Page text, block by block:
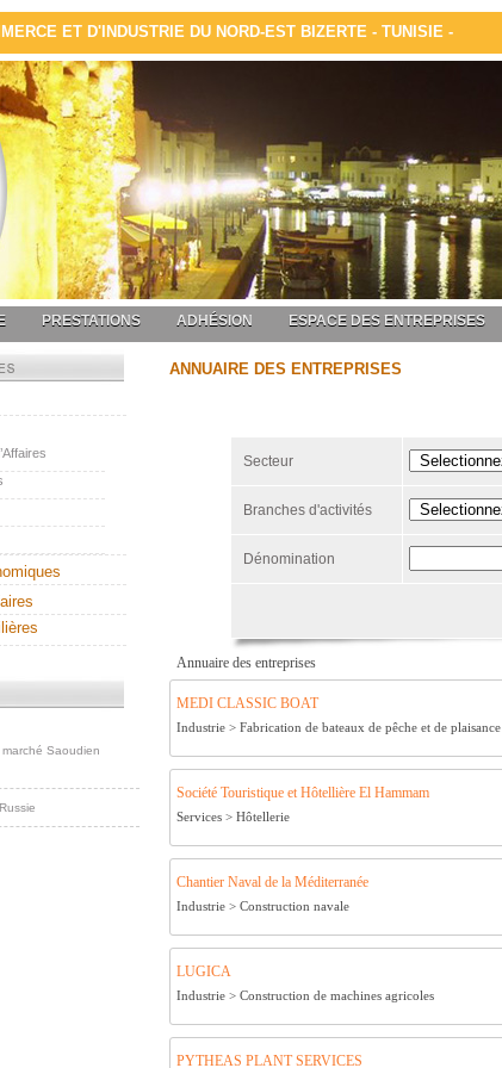
ET D'INDUSTRIE DU NORD-EST BIZERTE - TUNISIE -
PRESTATIONS ADHÉSION ESPACE DES ENTREPRISES
Saoudien
ANNUAIRE DES ENTREPRISES
Secteur
Branches d'activités
Dénomination
Annuaire des entreprises
MEDI CLASSIC BOAT
Industrie > Fabrication de bateaux de pêche et de plaisance
Société Touristique et Hôtellière El Hammam
Services > Hôtellerie
Chantier Naval de la Méditerranée
Industrie > Construction navale
LUGICA
Industrie > Construction de machines agricoles
PYTHEAS PLANT SERVICES